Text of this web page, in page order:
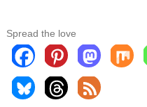
Spread the love